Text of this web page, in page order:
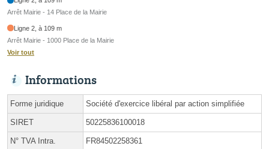
Arrêt Mairie - 14 Place de la Mairie
Ligne 2, à 109 m
Arrêt Mairie - 1000 Place de la Mairie
Voir tout
Informations
Forme juridique Société d'exercice libéral par action simplifiée
SIRET 50225836100018
N° TVA Intra. FR84502258361